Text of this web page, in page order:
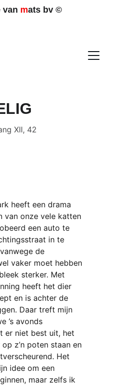
van mats bv ©
XII, 42
heeft een drama
van onze vele katten
een auto te
in te
de
vaker moet hebben
sterker. Met
heeft het dier
en is achter de
Daar treft mijn
’s avonds
er niet best uit, het
z’n poten staan en
Het
idee om een
maar zelfs ik